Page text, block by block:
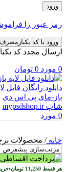
ورود
رمز عبور را
ورود با کد یکبارمصرف
ارسال مجدد کد
0 مورد 0 تومان
0 مورد
خانه/ محصولات
هر قسط 11,250 تومان•